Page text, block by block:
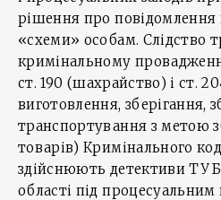
рішення про повідомлення
«схеми» особам. Слідство
кримінальному
ст. 190 (шахрайство) і ст.
виготовлення, зберігання,
транспортування з метою
товарів) Кримінального
здійснюють детективи ТУ
області під